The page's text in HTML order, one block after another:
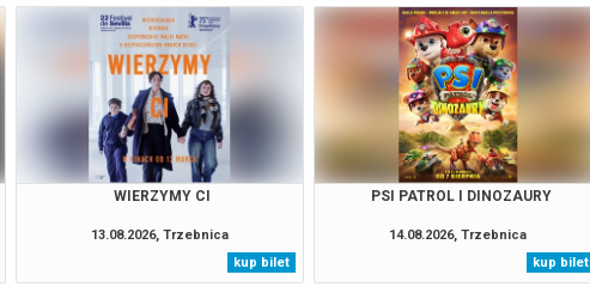
WIERZYMY CI
13.08.2026, Trzebnica
kup bilet
PSI PATROL I DINOZAURY
14.08.2026, Trzebnica
kup bilet